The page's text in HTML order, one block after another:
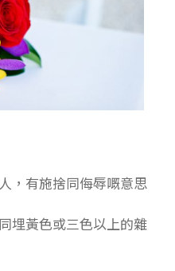
，有施捨同侮辱嘅意思
埋黃色或三色以上的雜